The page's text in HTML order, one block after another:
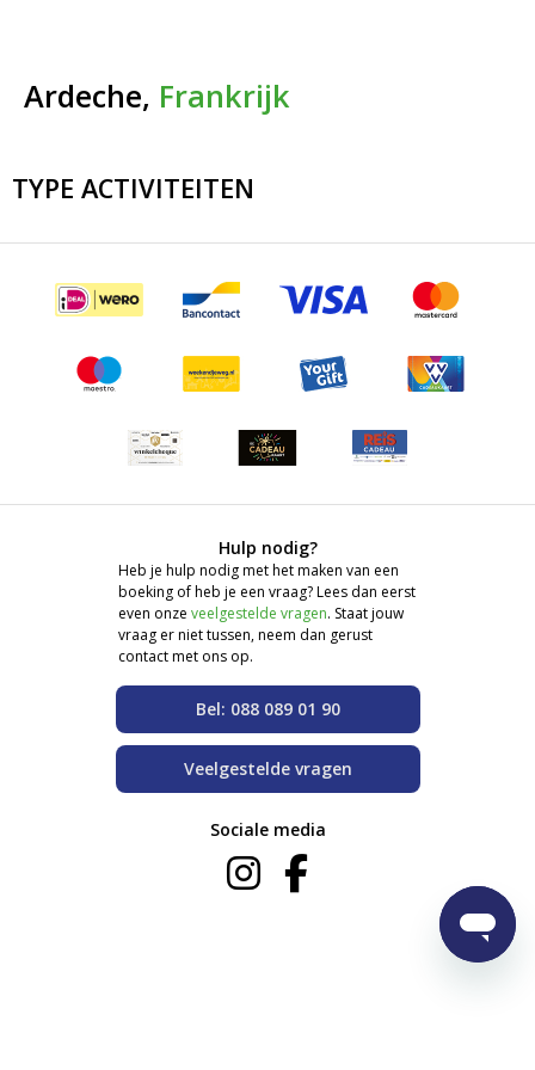
Ardeche, Frankrijk
TYPE ACTIVITEITEN
Hulp nodig?
Heb je hulp nodig met het maken van een
boeking of heb je een vraag? Lees dan eerst
even onze veelgestelde vragen. Staat jouw
vraag er niet tussen, neem dan gerust
contact met ons op.
Bel: 088 089 01 90
Veelgestelde vragen
Sociale media